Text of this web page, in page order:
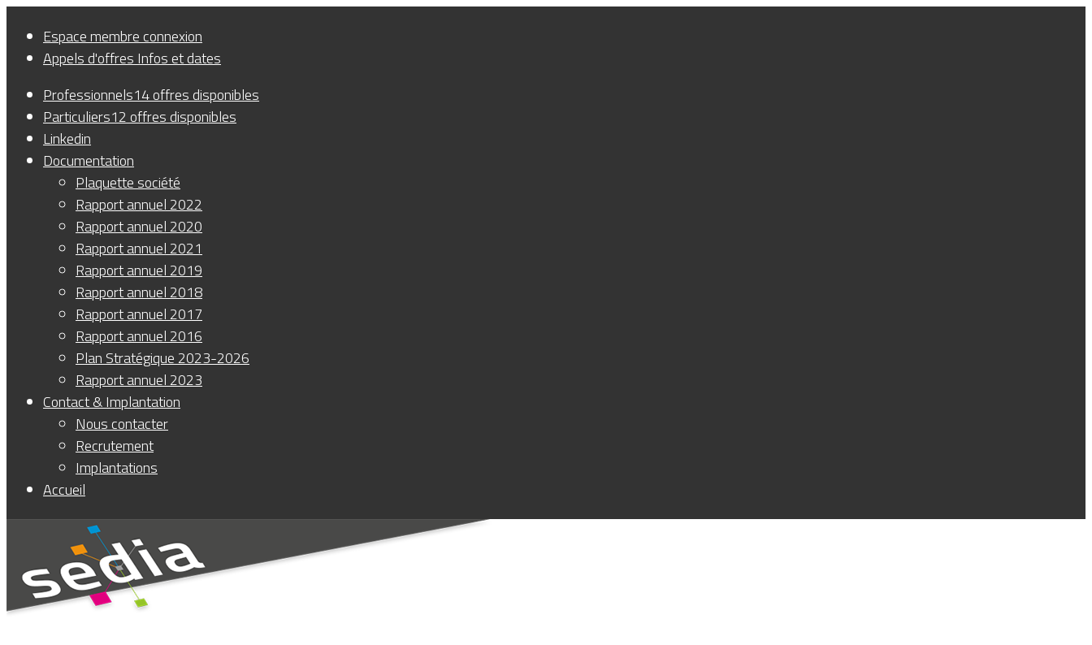
Espace membreconnexion
Appels d'offres Infos et dates
Professionnels14 offres disponibles
Particuliers12 offres disponibles
Linkedin
Documentation
Plaquette société
Rapport annuel 2022
Rapport annuel 2020
Rapport annuel 2021
Rapport annuel 2019
Rapport annuel 2018
Rapport annuel 2017
Rapport annuel 2016
Plan Stratégique 2023-2026
Rapport annuel 2023
Contact & Implantation
Nous contacter
Recrutement
Implantations
Accueil
Panneau de gestion des cookies